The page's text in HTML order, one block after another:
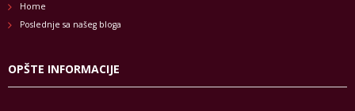
Home
Poslednje sa našeg bloga
OPŠTE INFORMACIJE